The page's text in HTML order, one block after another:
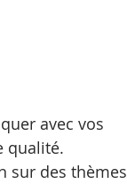
avec vos
qualité.
sur des thèmes